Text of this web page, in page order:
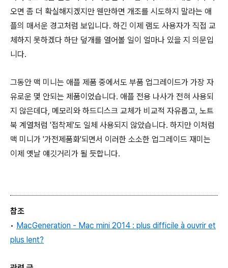
오면 좀 더 확실해지겠지만 웬만하면 개조를 시도하지 말라는 애
플의 매서운 경고처럼 보입니다. 하긴 이제 램도 사용자가 직접 교
체하지 못하겠다 하단 덮개를 열어볼 일이 얼마나 있을 지 의문입
니다.
그동안 맥 미니는 애플 제품 중에서도 부품 업그레이드가 가장 자
유로운 몇 안되는 제품이었습니다. 애플 전용 나사가 전혀 사용되
지 않은데다, 메모리와 하드디스크 교체가 비교적 자유롭고, 노트
북 계열처럼 '접착제'도 일체 사용되지 않았습니다. 하지만 이처럼
맥 미니가 '가전제품화'되면서 이러한 소소한 업그레이드 재미는
이제 옛날 얘깃거리가 될 듯합니다.
참조
• MacGeneration - Mac mini 2014 : plus difficile à ouvrir et
plus lent?